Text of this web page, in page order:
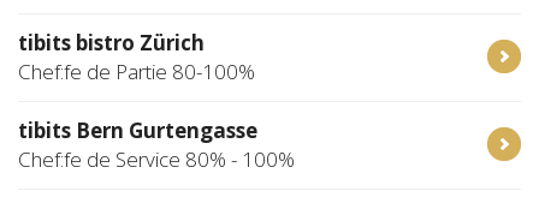
tibits bistro Zürich
Chef:fe de Partie 80-100%
tibits Bern Gurtengasse
Chef:fe de Service 80% - 100%